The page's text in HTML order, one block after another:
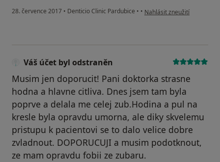
28. července 2017 • Denticio Clinic Pardubice • • podle názoru uživatele
Nahlásit zneužití
Váš účet byl odstraněn
Musim jen doporucit! Pani doktorka strasne
hodna a hlavne citliva. Dnes jsem tam byla
poprve a delala me celej zub.Hodina a pul na
kresle byla opravdu umorna, ale diky skvelemu
pristupu k pacientovi se to dalo velice dobre
zvladnout. DOPORUCUJI a musim podotknout,
ze mam opravdu fobii ze zubaru.